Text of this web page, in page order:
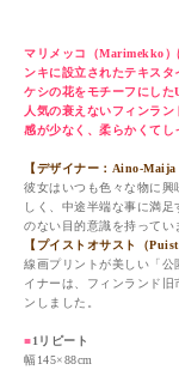
マリメッコ（Marimekko）
ンキに設立されたテキスタ
ケシの花をモチーフにし
人気の衰えないフィンラ
感が少なく、柔らかくてし
【デザイナー：Aino-
彼女はいつも色々な物に
しく、中途半端な事に満
のない目的意識を持ってい
【プイストオサスト（
線画プリントが美しい「
イナーは、フィンランド
ンしました。
■1リピート
幅145×88cm